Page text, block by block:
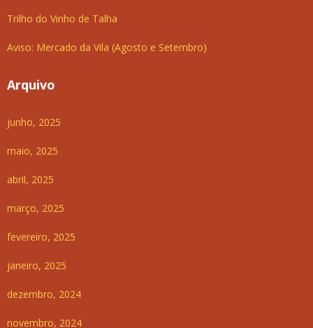
Trilho do Vinho de Talha
Aviso: Mercado da Vila (Agosto e Setembro)
Arquivo
junho, 2025
maio, 2025
abril, 2025
março, 2025
fevereiro, 2025
janeiro, 2025
dezembro, 2024
novembro, 2024